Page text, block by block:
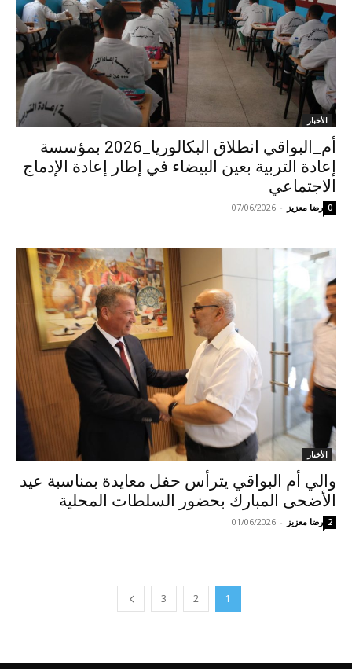
الأخبار
أم_البواقي انطلاق البكالوريا_2026 بمؤسسة
إعادة التربية بعين البيضاء في إطار إعادة الإدماج
الاجتماعي
رضا معزيز -
07/06/2026 0
الأخبار
والي أم البواقي يترأس حفل معايدة بمناسبة عيد
الأضحى المبارك بحضور السلطات المحلية
رضا معزيز -
01/06/2026 2
1
2
3